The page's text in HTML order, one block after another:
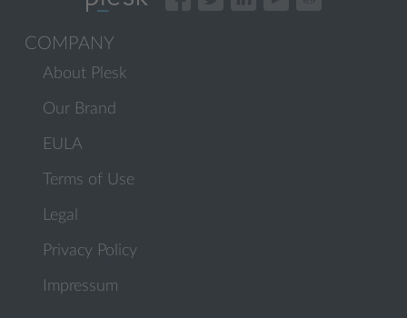
COMPANY
About Plesk
Our Brand
EULA
Terms of Use
Legal
Privacy Policy
Impressum